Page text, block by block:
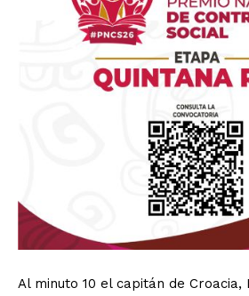
Al minuto 10 el capitán de Croacia,